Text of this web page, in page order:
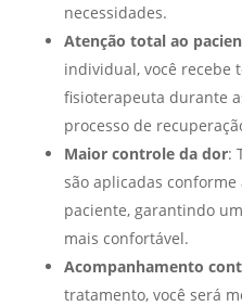
necessidades.
Atenção total ao
individual, você recebe
fisioterapeuta durante
processo de
Maior controle da dor:
são aplicadas
paciente, garantindo
mais confortável.
Acompanhamento
tratamento, você será